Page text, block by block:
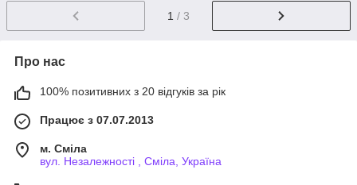
1 / 3
Про нас
100% позитивних з 20 відгуків за рік
Працює з 07.07.2013
м. Сміла
вул. Незалежності , Сміла, Україна